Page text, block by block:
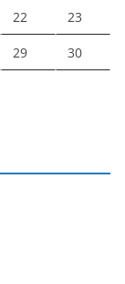
22 23
29 30